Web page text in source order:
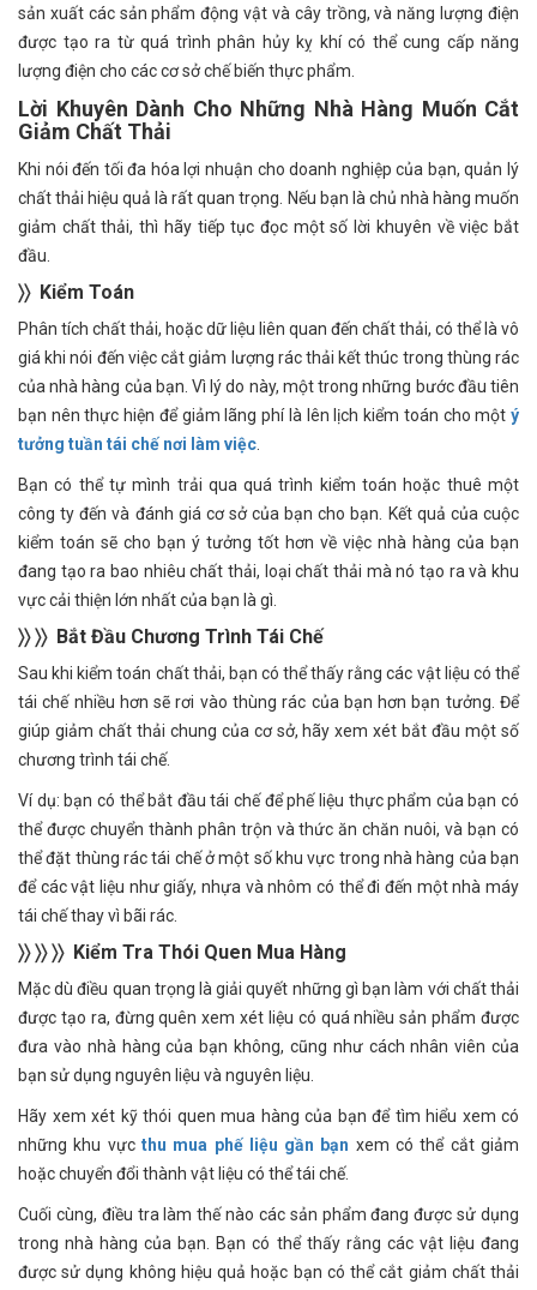
sản xuất các sản phẩm động vật và cây trồng, và năng lượng điện
được tạo ra từ quá trình phân hủy kỵ khí có thể cung cấp năng
lượng điện cho các cơ sở chế biến thực phẩm.
Lời Khuyên Dành Cho Những Nhà Hàng Muốn Cắt
Giảm Chất Thải
Khi nói đến tối đa hóa lợi nhuận cho doanh nghiệp của bạn, quản lý
chất thải hiệu quả là rất quan trọng. Nếu bạn là chủ nhà hàng muốn
giảm chất thải, thì hãy tiếp tục đọc một số lời khuyên về việc bắt
đầu.
〉〉 Kiểm Toán
Phân tích chất thải, hoặc dữ liệu liên quan đến chất thải, có thể là vô
giá khi nói đến việc cắt giảm lượng rác thải kết thúc trong thùng rác
của nhà hàng của bạn. Vì lý do này, một trong những bước đầu tiên
bạn nên thực hiện để giảm lãng phí là lên lịch kiểm toán cho một ý
tưởng tuần tái chế nơi làm việc.
Bạn có thể tự mình trải qua quá trình kiểm toán hoặc thuê một
công ty đến và đánh giá cơ sở của bạn cho bạn. Kết quả của cuộc
kiểm toán sẽ cho bạn ý tưởng tốt hơn về việc nhà hàng của bạn
đang tạo ra bao nhiêu chất thải, loại chất thải mà nó tạo ra và khu
vực cải thiện lớn nhất của bạn là gì.
〉〉 〉〉 Bắt Đầu Chương Trình Tái Chế
Sau khi kiểm toán chất thải, bạn có thể thấy rằng các vật liệu có thể
tái chế nhiều hơn sẽ rơi vào thùng rác của bạn hơn bạn tưởng. Để
giúp giảm chất thải chung của cơ sở, hãy xem xét bắt đầu một số
chương trình tái chế.
Ví dụ: bạn có thể bắt đầu tái chế để phế liệu thực phẩm của bạn có
thể được chuyển thành phân trộn và thức ăn chăn nuôi, và bạn có
thể đặt thùng rác tái chế ở một số khu vực trong nhà hàng của bạn
để các vật liệu như giấy, nhựa và nhôm có thể đi đến một nhà máy
tái chế thay vì bãi rác.
〉〉 〉〉 〉〉 Kiểm Tra Thói Quen Mua H àng
Mặc dù điều quan trọng là giải quyết những gì bạn làm với chất thải
được tạo ra, đừng quên xem xét liệu có quá nhiều sản phẩm được
đưa vào nhà hàng của bạn không, cũng như cách nhân viên của
bạn sử dụng nguyên liệu và nguyên liệu.
Hãy xem xét kỹ thói quen mua hàng của bạn để tìm hiểu xem có
những khu vực thu mua phế liệu gần bạn xem có thể cắt giảm
hoặc chuyển đổi thành vật liệu có thể tái chế.
Cuối cùng, điều tra làm thế nào các sản phẩm đang được sử dụng
trong nhà hàng của bạn. Bạn có thể thấy rằng các vật liệu đang
được sử dụng không hiệu quả hoặc bạn có thể cắt giảm chất thải